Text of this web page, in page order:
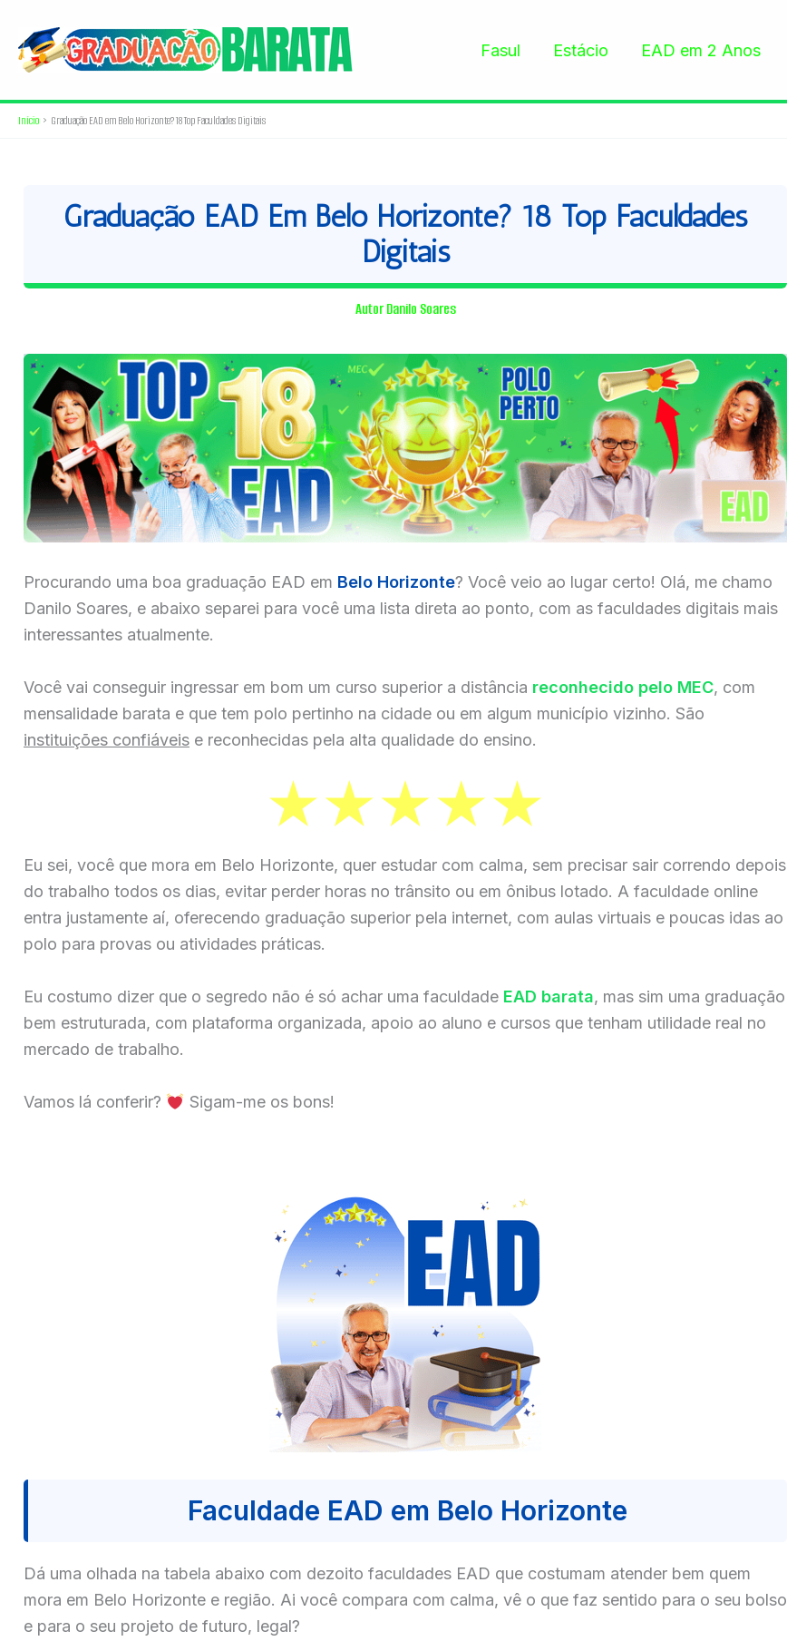
para
Fasul Estácio EAD em 2 Anos
Início Graduação EAD em Belo Horizonte? 18 Top Faculdades Digitais
Graduação EAD Em Belo Horizonte? 18 Top Faculdades
Digitais
Autor Danilo Soares
Procurando uma boa graduação EAD em Belo Horizonte? Você veio ao lugar certo! Olá, me chamo
Danilo Soares, e abaixo separei para você uma lista direta ao ponto, com as faculdades digitais mais
interessantes atualmente.
Você vai conseguir ingressar em bom um curso superior a distância reconhecido pelo MEC, com
mensalidade barata e que tem polo pertinho na cidade ou em algum município vizinho. São
instituições confiáveis e reconhecidas pela alta qualidade do ensino.
Eu sei, você que mora em Belo Horizonte, quer estudar com calma, sem precisar sair correndo depois
do trabalho todos os dias, evitar perder horas no trânsito ou em ônibus lotado. A faculdade online
entra justamente aí, oferecendo graduação superior pela internet, com aulas virtuais e poucas idas ao
polo para provas ou atividades práticas.
Eu costumo dizer que o segredo não é só achar uma faculdade EAD barata, mas sim uma graduação
bem estruturada, com plataforma organizada, apoio ao aluno e cursos que tenham utilidade real no
mercado de trabalho.
Vamos lá conferir? Sigam-me os bons!
Faculdade EAD em Belo Horizonte
Dá uma olhada na tabela abaixo com dezoito faculdades EAD que costumam atender bem quem
mora em Belo Horizonte e região. Ai você compara com calma, vê o que faz sentido para o seu bolso
e para o seu projeto de futuro, legal?